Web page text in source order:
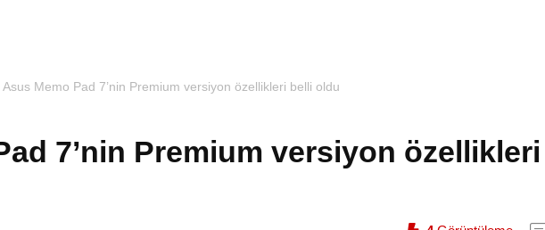
Asus Memo Pad 7’nin Premium versiyon özellikleri belli oldu
7’nin Premium versiyon özellikleri